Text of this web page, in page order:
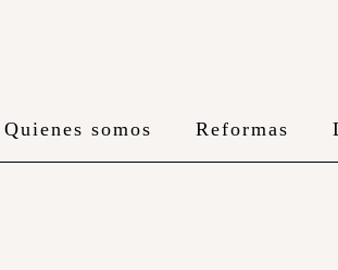
Quienes somos Reformas